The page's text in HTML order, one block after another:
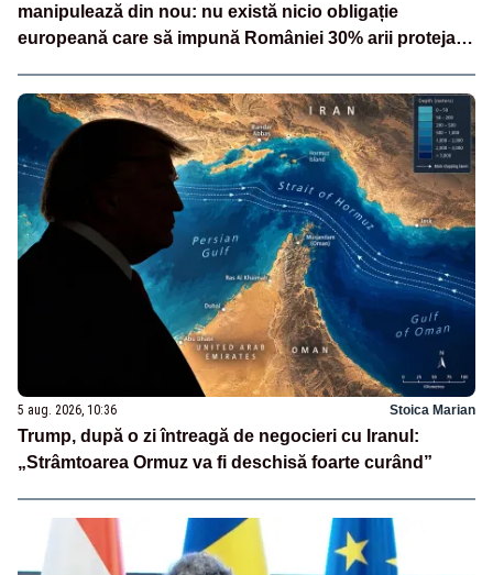
manipulează din nou: nu există nicio obligație
europeană care să impună României 30% arii protejate
5 aug. 2026, 10:36 Stoica Marian
Trump, după o zi întreagă de negocieri cu Iranul:
„Strâmtoarea Ormuz va fi deschisă foarte curând”